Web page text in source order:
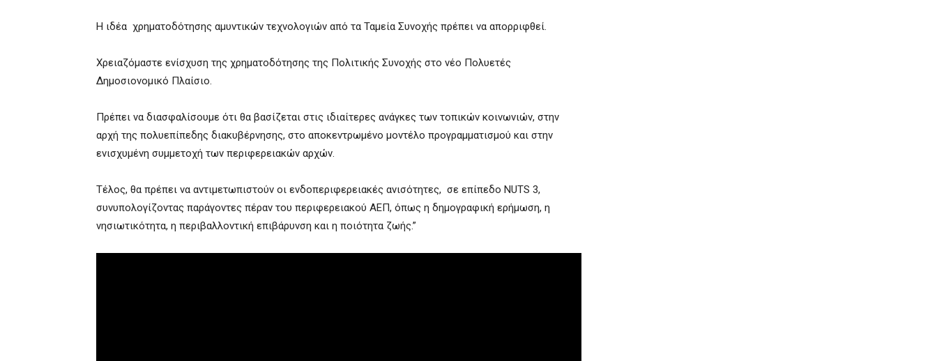
Η ιδέα χρηματοδότησης αμυντικών τεχνολογιών από τα Ταμεία Συνοχής πρέπει να απορριφθεί.
Χρειαζόμαστε ενίσχυση της χρηματοδότησης της Πολιτικής Συνοχής στο νέο Πολυετές
Δημοσιονομικό Πλαίσιο.
Πρέπει να διασφαλίσουμε ότι θα βασίζεται στις ιδιαίτερες ανάγκες των τοπικών κοινωνιών, στην
αρχή της πολυεπίπεδης διακυβέρνησης, στο αποκεντρωμένο μοντέλο προγραμματισμού και στην
ενισχυμένη συμμετοχή των περιφερειακών αρχών.
Τέλος, θα πρέπει να αντιμετωπιστούν οι ενδοπεριφερειακές ανισότητες, σε επίπεδο NUTS 3,
συνυπολογίζοντας παράγοντες πέραν του περιφερειακού ΑΕΠ, όπως η δημογραφική ερήμωση, η
νησιωτικότητα, η περιβαλλοντική επιβάρυνση και η ποιότητα ζωής.”